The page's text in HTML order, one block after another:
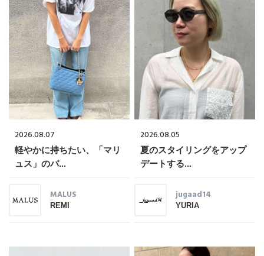
2026.08.07
軽やかに持ちたい、「マリ
ュス」のバ...
MALUS
REMI
2026.08.05
夏のスタイリングをアップ
デートする...
jugaad14
YURIA